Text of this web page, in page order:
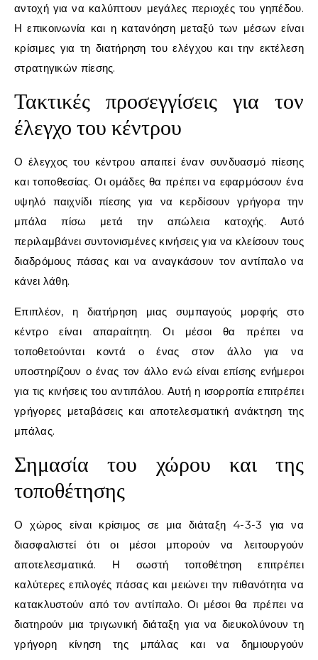
αντοχή για να καλύπτουν μεγάλες περιοχές του γηπέδου.
Η επικοινωνία και η κατανόηση μεταξύ των μέσων είναι
κρίσιμες για τη διατήρηση του ελέγχου και την εκτέλεση
στρατηγικών πίεσης.
Τακτικές προσεγγίσεις για τον
έλεγχο του κέντρου
Ο έλεγχος του κέντρου απαιτεί έναν συνδυασμό πίεσης
και τοποθεσίας. Οι ομάδες θα πρέπει να εφαρμόσουν ένα
υψηλό παιχνίδι πίεσης για να κερδίσουν γρήγορα την
μπάλα πίσω μετά την απώλεια κατοχής. Αυτό
περιλαμβάνει συντονισμένες κινήσεις για να κλείσουν τους
διαδρόμους πάσας και να αναγκάσουν τον αντίπαλο να
κάνει λάθη.
Επιπλέον, η διατήρηση μιας συμπαγούς μορφής στο
κέντρο είναι απαραίτητη. Οι μέσοι θα πρέπει να
τοποθετούνται κοντά ο ένας στον άλλο για να
υποστηρίζουν ο ένας τον άλλο ενώ είναι επίσης ενήμεροι
για τις κινήσεις του αντιπάλου. Αυτή η ισορροπία επιτρέπει
γρήγορες μεταβάσεις και αποτελεσματική ανάκτηση της
μπάλας.
Σημασία του χώρου και της
τοποθέτησης
Ο χώρος είναι κρίσιμος σε μια διάταξη 4-3-3 για να
διασφαλιστεί ότι οι μέσοι μπορούν να λειτουργούν
αποτελεσματικά. Η σωστή τοποθέτηση επιτρέπει
καλύτερες επιλογές πάσας και μειώνει την πιθανότητα να
κατακλυστούν από τον αντίπαλο. Οι μέσοι θα πρέπει να
διατηρούν μια τριγωνική διάταξη για να διευκολύνουν τη
γρήγορη κίνηση της μπάλας και να δημιουργούν